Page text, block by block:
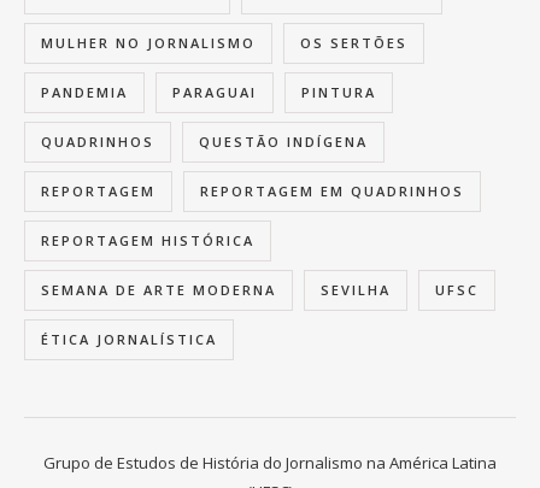
MULHER NO JORNALISMO OS SERTÕES
PANDEMIA PARAGUAI PINTURA
QUADRINHOS QUESTÃO INDÍGENA
REPORTAGEM REPORTAGEM EM QUADRINHOS
REPORTAGEM HISTÓRICA
SEMANA DE ARTE MODERNA SEVILHA UFSC
ÉTICA JORNALÍSTICA
Grupo de Estudos de História do Jornalismo na América Latina